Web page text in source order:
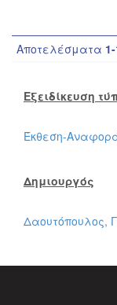
Αποτελέσματα
Εξειδίκευση
Έκθεση-
Δημιουργός
Δαουτόπουλος,